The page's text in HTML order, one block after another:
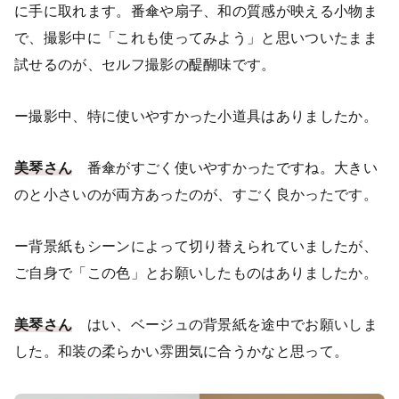
に手に取れます。番傘や扇子、和の質感が映える小物ま
で、撮影中に「これも使ってみよう」と思いついたまま
試せるのが、セルフ撮影の醍醐味です。
ー撮影中、特に使いやすかった小道具はありましたか。
美琴さん 番傘がすごく使いやすかったですね。大きい
のと小さいのが両方あったのが、すごく良かったです。
ー背景紙もシーンによって切り替えられていましたが、
ご自身で「この色」とお願いしたものはありましたか。
美琴さん はい、ベージュの背景紙を途中でお願いしま
した。和装の柔らかい雰囲気に合うかなと思って。